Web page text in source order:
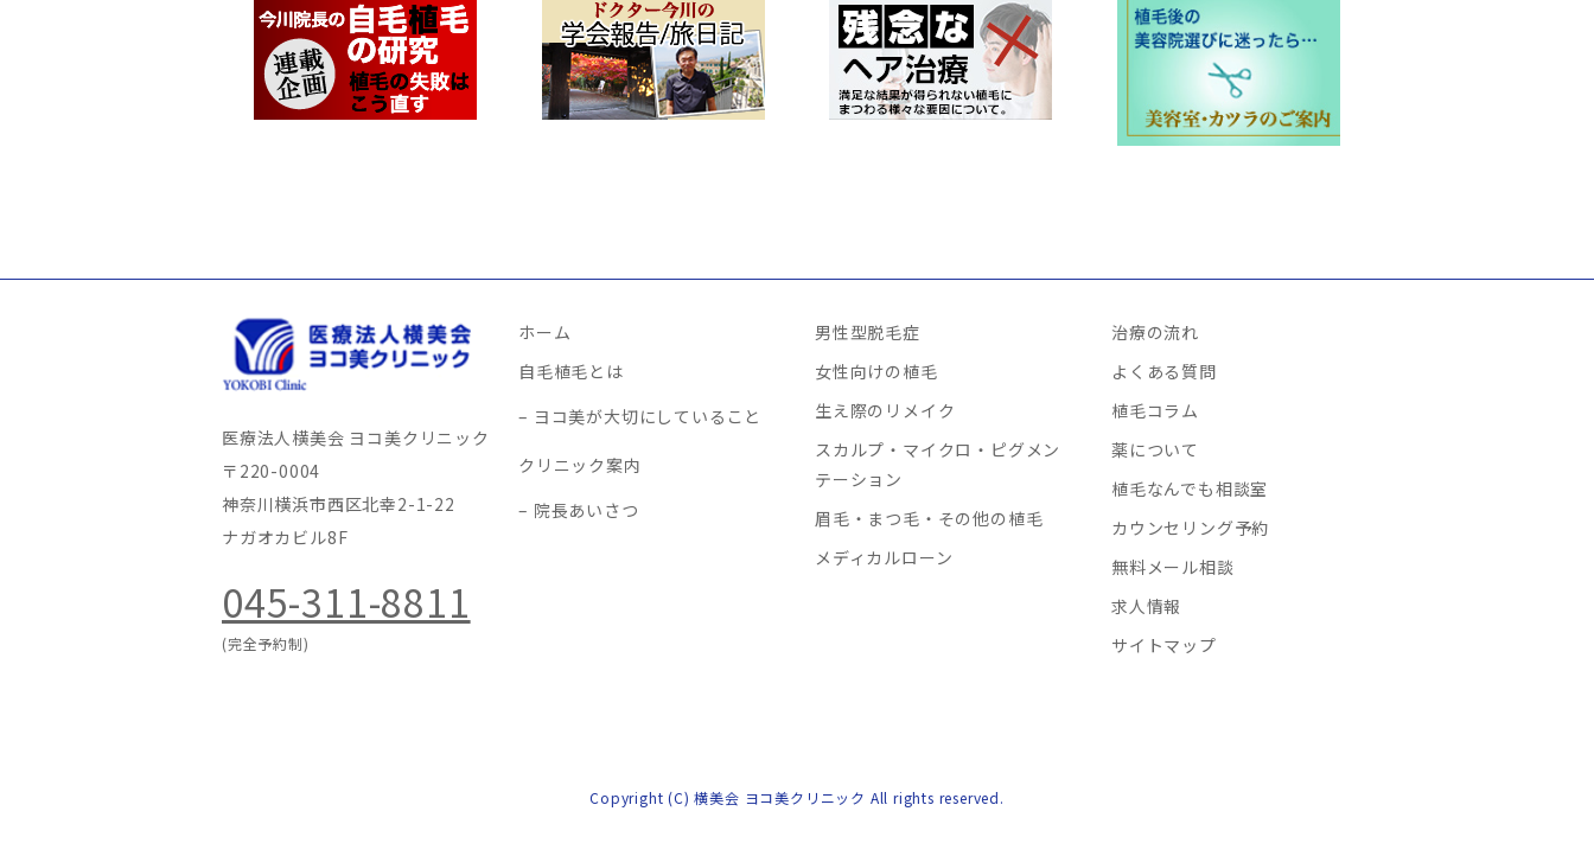
医療法人横美会 ヨコ美クリニック
〒220-0004
神奈川横浜市西区北幸2-1-22
ナガオカビル8F
045-311-8811
(完全予約制)
ホーム
自毛植毛とは
ヨコ美が大切にしていること
クリニック案内
院長あいさつ
男性型脱毛症
女性向けの植毛
生え際のリメイク
スカルプ・マイクロ・ピグメン
テーション
眉毛・まつ毛・その他の植毛
メディカルローン
治療の流れ
よくある質問
植毛コラム
薬について
植毛なんでも相談室
カウンセリング予約
無料メール相談
求人情報
サイトマップ
Copyright (C) 横美会 ヨコ美クリニック All rights reserved.